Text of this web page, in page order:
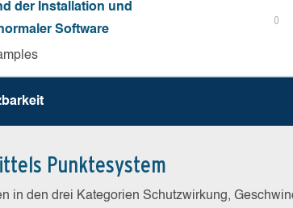
der Installation und
Software
0
Punktesystem
in den drei Kategorien Schutzwirkung,